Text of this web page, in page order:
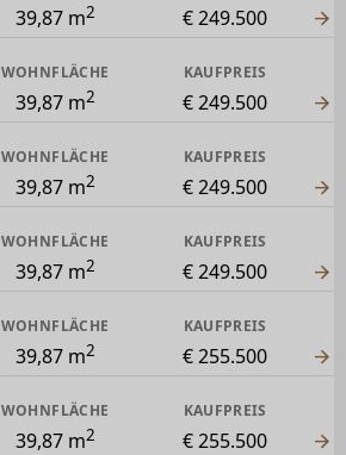
39,87 m2 € 249.500
WOHNFLÄCHE
39,87 m2
KAUFPREIS
€ 249.500
WOHNFLÄCHE
39,87 m2
KAUFPREIS
€ 249.500
WOHNFLÄCHE
39,87 m2
KAUFPREIS
€ 249.500
WOHNFLÄCHE
39,87 m2
KAUFPREIS
€ 255.500
WOHNFLÄCHE
39,87 m2
KAUFPREIS
€ 255.500